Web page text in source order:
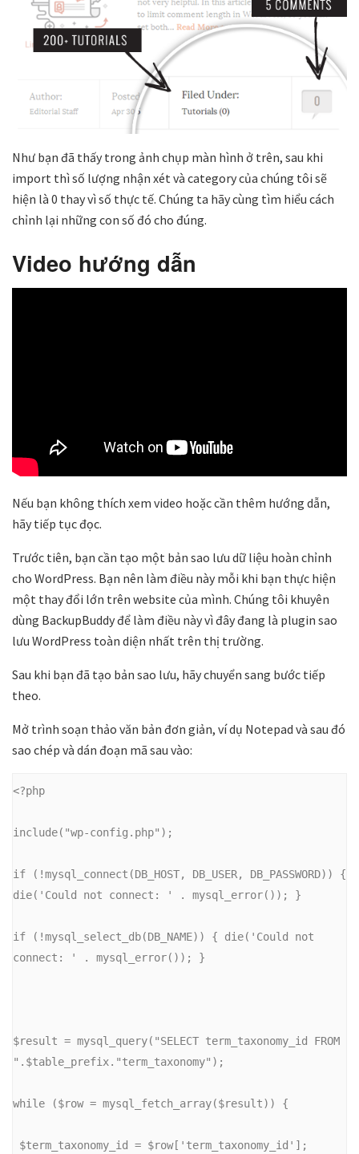
Như bạn đã thấy trong ảnh chụp màn hình ở trên, sau khi
import thì số lượng nhận xét và category của chúng tôi sẽ
hiện là 0 thay vì số thực tế. Chúng ta hãy cùng tìm hiểu cách
chỉnh lại những con số đó cho đúng.
Video hướng dẫn
Nếu bạn không thích xem video hoặc cần thêm hướng dẫn,
hãy tiếp tục đọc.
Trước tiên, bạn cần tạo một bản sao lưu dữ liệu hoàn chỉnh
cho WordPress. Bạn nên làm điều này mỗi khi bạn thực hiện
một thay đổi lớn trên website của mình. Chúng tôi khuyên
dùng BackupBuddy để làm điều này vì đây đang là plugin sao
lưu WordPress toàn diện nhất trên thị trường.
Sau khi bạn đã tạo bản sao lưu, hãy chuyển sang bước tiếp
theo.
Mở trình soạn thảo văn bản đơn giản, ví dụ Notepad và sau đó
sao chép và dán đoạn mã sau vào:
<?php
include("wp-config.php");
if (!mysql_connect(DB_HOST, DB_USER, DB_PASSWORD)) {
die('Could not connect: ' . mysql_error()); }
if (!mysql_select_db(DB_NAME)) { die('Could not
connect: ' . mysql_error()); }
$result = mysql_query("SELECT term_taxonomy_id FROM
".$table_prefix."term_taxonomy");
while ($row = mysql_fetch_array($result)) {
$term_taxonomy_id = $row['term_taxonomy_id'];